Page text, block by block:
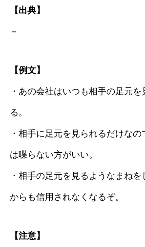
【出典】
－
【例文】
・あの会社はいつも相手の足元を
る。
・相手に足元を見られるだけなの
は喋らない方がいい。
・相手の足元を見るようなまね
からも信用されなくなるぞ。
【注意】